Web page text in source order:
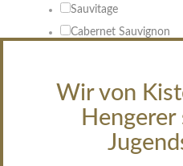
Wir von
Hengerer
Sauvitage
Cabernet Sauvignon
trocken
feinherb
halbtrocken